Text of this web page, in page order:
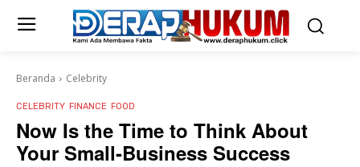
Beranda Celebrity
CELEBRITY FINANCE FOOD
Now Is the Time to Think About
Your Small-Business Success